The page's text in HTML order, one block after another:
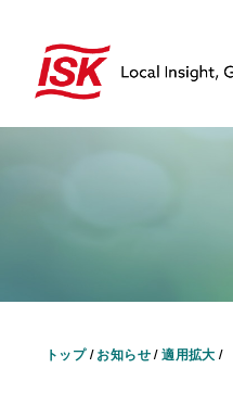
トップ/お知らせ/適用拡大 /